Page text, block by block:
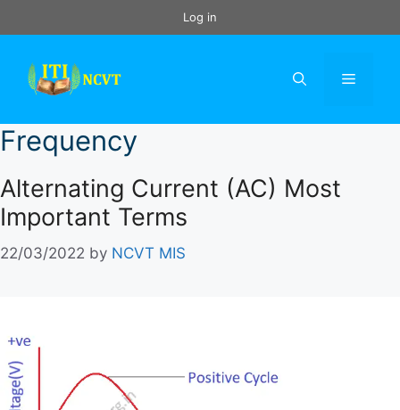
to
Log in
Menu
Frequency
Alternating Current (AC) Most
Important Terms
22/03/2022 by NCVT MIS